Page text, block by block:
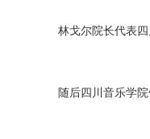
林戈尔院长代表
随后四川音乐学